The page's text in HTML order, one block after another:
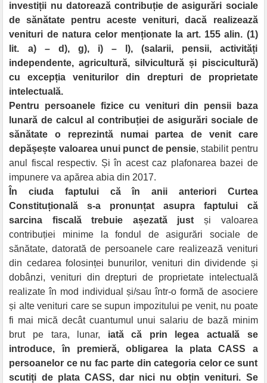
investiții nu datorează contribuție de asigurări sociale
de sănătate pentru aceste venituri, dacă realizează
venituri de natura celor menționate la art. 155 alin. (1)
lit. a) – d), g), i) – l), (salarii, pensii, activități
independente, agricultură, silvicultură și piscicultură)
cu excepția veniturilor din drepturi de proprietate
intelectuală.
Pentru persoanele fizice cu venituri din pensii baza
lunară de calcul al contribuției de asigurări sociale de
sănătate o reprezintă numai partea de venit care
depășește valoarea unui punct de pensie, stabilit pentru
anul fiscal respectiv. Și în acest caz plafonarea bazei de
impunere va apărea abia din 2017.
În ciuda faptului că în anii anteriori Curtea
Constituțională s-a pronunțat asupra faptului că
sarcina fiscală trebuie așezată just și valoarea
contribuției minime la fondul de asigurări sociale de
sănătate, datorată de persoanele care realizează venituri
din cedarea folosinței bunurilor, venituri din dividende și
dobânzi, venituri din drepturi de proprietate intelectuală
realizate în mod individual și/sau într-o formă de asociere
și alte venituri care se supun impozitului pe venit, nu poate
fi mai mică decât cuantumul unui salariu de bază minim
brut pe tara, lunar, iată că prin legea actuală se
introduce, în premieră, obligarea la plata CASS a
persoanelor ce nu fac parte din categoria celor ce sunt
scutiți de plata CASS, dar nici nu obțin venituri. Se